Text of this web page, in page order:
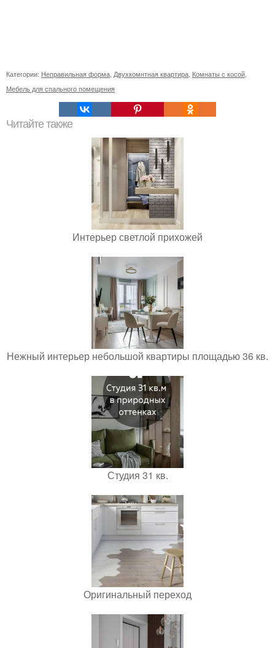
Категории: Неправильная форма Двухкомнтная квартира Комнаты с косой
Мебель для спального помещения
Читайте также
Интерьер светлой прихожей
Нежный интерьер небольшой квартиры площадью 36 кв.
Студия 31 кв.
Оригинальный переход